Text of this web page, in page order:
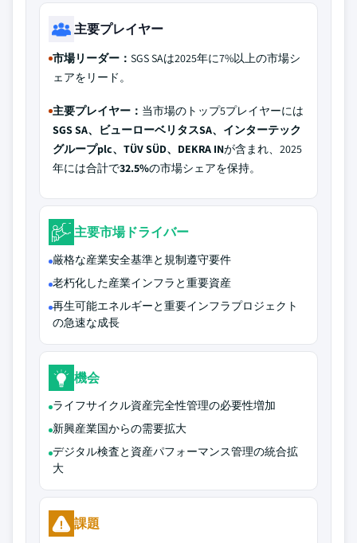
主要プレイヤー
市場リーダー： SGS SAは2025年に7%以上の市場シ
ェアをリード。
主要プレイヤー： 当市場のトップ5プレイヤーには
SGS SA、ビューローベリタスSA、インターテック
グループplc、TÜV SÜD、DEKRA INが含まれ、2025
年には合計で32.5%の市場シェアを保持。
主要市場ドライバー
厳格な産業安全基準と規制遵守要件
老朽化した産業インフラと重要資産
再生可能エネルギーと重要インフラプロジェクト
の急速な成長
機会
ライフサイクル資産完全性管理の必要性増加
新興産業国からの需要拡大
デジタル検査と資産パフォーマンス管理の統合拡
大
課題